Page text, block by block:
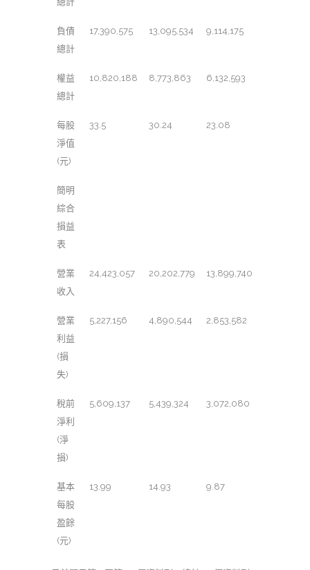
負債
總計
17,390,575 13,095,534 9,114,175
權益
總計
10,820,188 8,773,863 6,132,593
每股
淨值
(元)
33.5 30.24 23.08
簡明
綜合
損益
表
營業
收入
24,423,057 20,202,779 13,899,740
營業
利益
(損
失)
5,227,156 4,890,544 2,853,582
稅前
淨利
(淨
損)
5,609,137 5,439,324 3,072,080
基本
每股
盈餘
(元)
13.99 14.93 9.87